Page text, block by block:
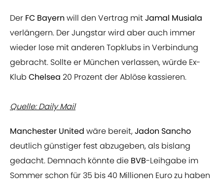
Der FC Bayern will den Vertrag mitJamal Musiala
verlängern. Der Jungstar wird aber auch immer
wieder lose mit anderen Topklubs in Verbindung
gebracht. Sollte er München verlassen, würde Ex-
Klub Chelsea 20 Prozent der Ablöse kassieren.
Quelle: Daily Mail
Manchester United wäre bereit,Jadon Sancho
deutlich günstiger fest abzugeben, als bislang
gedacht. Demnach könnte die BVB-Leihgabe im
Sommer schon für 35 bis 40 Millionen Euro zu haben